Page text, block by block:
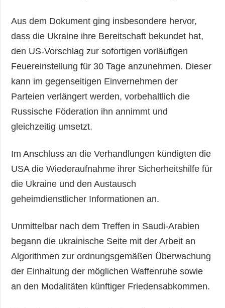
Aus dem Dokument ging insbesondere hervor,
dass die Ukraine ihre Bereitschaft bekundet hat,
den US-Vorschlag zur sofortigen vorläufigen
Feuereinstellung für 30 Tage anzunehmen. Dieser
kann im gegenseitigen Einvernehmen der
Parteien verlängert werden, vorbehaltlich die
Russische Föderation ihn annimmt und
gleichzeitig umsetzt.
Im Anschluss an die Verhandlungen kündigten die
USA die Wiederaufnahme ihrer Sicherheitshilfe für
die Ukraine und den Austausch
geheimdienstlicher Informationen an.
Unmittelbar nach dem Treffen in Saudi-Arabien
begann die ukrainische Seite mit der Arbeit an
Algorithmen zur ordnungsgemäßen Überwachung
der Einhaltung der möglichen Waffenruhe sowie
an den Modalitäten künftiger Friedensabkommen.